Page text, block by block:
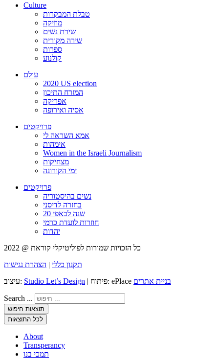
Culture
טבלת המבקרות
מוזיקה
שירת נשים
שירה מקורית
ספרות
קולנוע
עולם
2020 US election
המזרח התיכון
אפריקה
אסיה ואירופה
פרויקטים
אמא השראה לי
אימהות
Women in the Israeli Journalism
מצחיקות
ימי הקורונה
פרויקטים
נשים בהיסטוריה
בחזרה לדיסני
20 שנה לבאפי
חוזרות לועדת כרמי
יהדות
תקנון כללי | הצהרת נגישות
עיצוב: Studio Let’s Design | פיתוח: ePlace בניית אתרים
Search ...
תוצאות חיפוש
לכל התוצאות
About
Transperancy
תמכי בנו